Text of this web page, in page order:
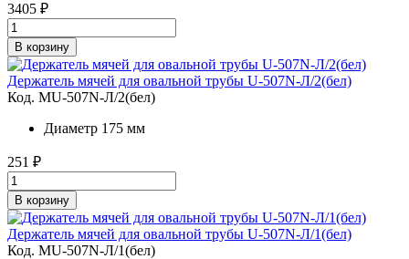
3405 ₽
В корзину
Держатель мячей для овальной трубы U-507N-Л/2(бел)
Код. MU-507N-Л/2(бел)
Диаметр 175 мм
251 ₽
В корзину
Держатель мячей для овальной трубы U-507N-Л/1(бел)
Код. MU-507N-Л/1(бел)